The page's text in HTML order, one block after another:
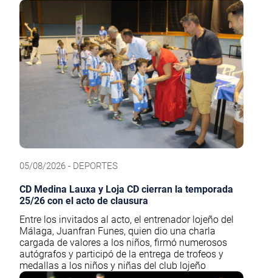
05/08/2026 - DEPORTES
CD Medina Lauxa y Loja CD cierran la temporada
25/26 con el acto de clausura
Entre los invitados al acto, el entrenador lojeño del
Málaga, Juanfran Funes, quien dio una charla
cargada de valores a los niños, firmó numerosos
autógrafos y participó de la entrega de trofeos y
medallas a los niños y niñas del club lojeño